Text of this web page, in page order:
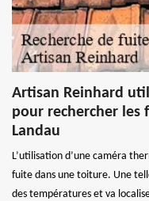
Artisan Reinhard
pour rechercher
Landau
L’utilisation d’une caméra
fuite dans une toiture. Une
des températures et va